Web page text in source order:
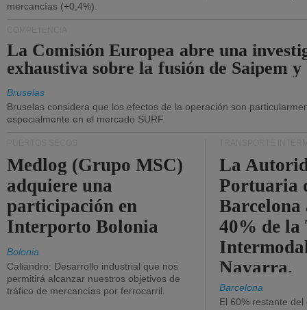
mercancías (+0,4%).
La Comisión Europea abre una
exhaustiva sobre la fusión de Saipem y
Bruselas
Bruselas considera que los efectos de la operación son
especialmente en el mercado SURF.
Medlog (Grupo MSC)
adquiere una
participación en
Interporto Bolonia
Bolonia
Caliandro: Desarrollo industrial que nos
permitirá alcanzar nuestros objetivos de
tráfico de mercancías por ferrocarril.
La
Portuaria
40% de la
Navarra.
Barcelona
El 60% restante